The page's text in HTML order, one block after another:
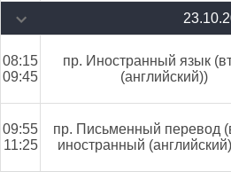
08:15
09:45
пр. Иностранный язык
(английский))
09:55
11:25
пр. Письменный перевод
иностранный